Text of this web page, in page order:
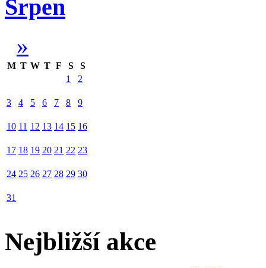
Srpen
»
M T W T F S
S
1
2
3 4 5 6 7 8 9
10 11 12 13 14 15 16
17 18 19 20 21 22 23
24 25 26 27 28 29 30
31
Nejbližší akce